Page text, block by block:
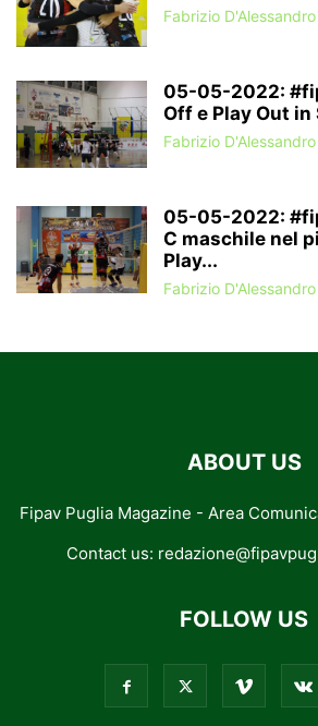
Fabrizio D'Alessandro
05-05-2022:
Off e Play Out in
Fabrizio D'Alessandro
05-05-2022:
C maschile nel
Play...
Fabrizio D'Alessandro
ABOUT US
Fipav Puglia Magazine - Area
Contact us:
FOLLOW US